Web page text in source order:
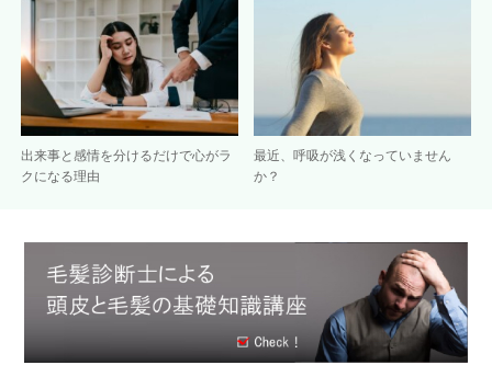
出来事と感情を分けるだけで心がラ
クになる理由
最近、呼吸が浅くなっていません
か？